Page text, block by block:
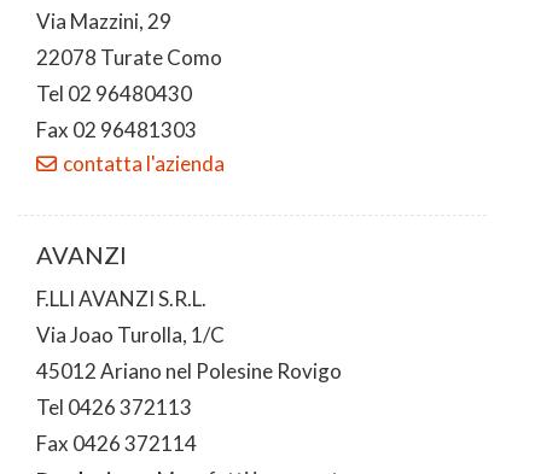
Via Mazzini, 29
22078 Turate Como
Tel 02 96480430
Fax 02 96481303
contatta l'azienda
AVANZI
F.LLI AVANZI S.R.L.
Via Joao Turolla, 1/C
45012 Ariano nel Polesine Rovigo
Tel 0426 372113
Fax 0426 372114